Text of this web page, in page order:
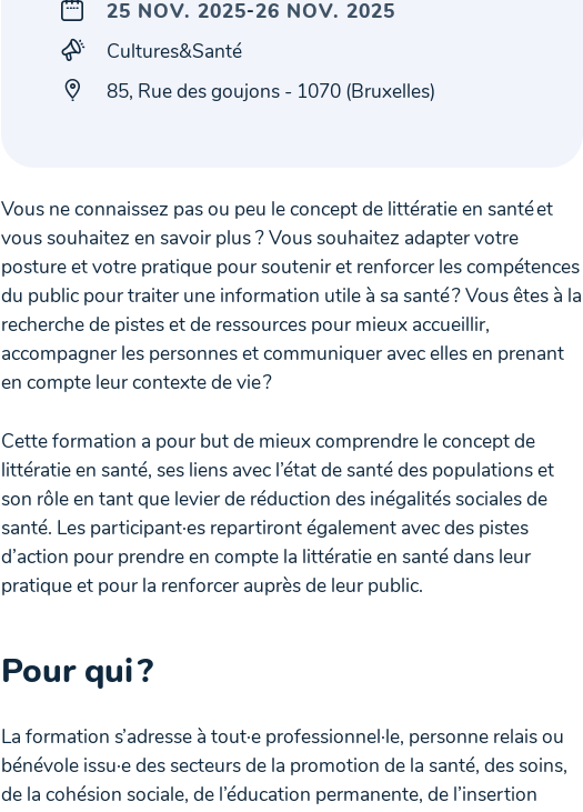
25 NOV. 2025-26 NOV. 2025
Cultures&Santé
85, Rue des goujons - 1070 (Bruxelles)
Vous ne connaissez pas ou peu le concept de littératie en santé et
vous souhaitez en savoir plus ? Vous souhaitez adapter votre
posture et votre pratique pour soutenir et renforcer les compétences
du public pour traiter une information utile à sa santé ? Vous êtes à la
recherche de pistes et de ressources pour mieux accueillir,
accompagner les personnes et communiquer avec elles en prenant
en compte leur contexte de vie ?
Cette formation a pour but de mieux comprendre le concept de
littératie en santé, ses liens avec l’état de santé des populations et
son rôle en tant que levier de réduction des inégalités sociales de
santé. Les participant·es repartiront également avec des pistes
d’action pour prendre en compte la littératie en santé dans leur
pratique et pour la renforcer auprès de leur public.
Pour qui ?
La formation s’adresse à tout·e professionnel·le, personne relais ou
bénévole issu·e des secteurs de la promotion de la santé, des soins,
de la cohésion sociale, de l’éducation permanente, de l’insertion